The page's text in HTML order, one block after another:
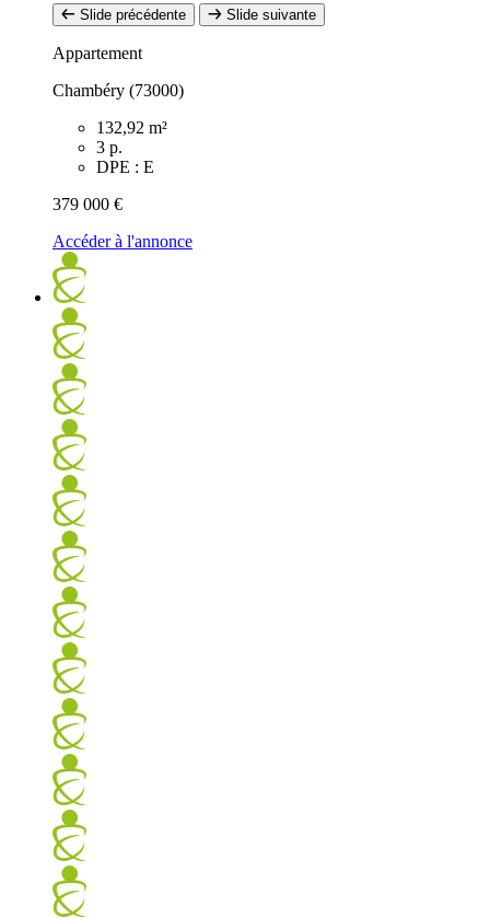
Slide précédente Slide suivante
Appartement
Chambéry (73000)
132,92 m²
3 p.
DPE : E
379 000 €
Accéder à l'annonce